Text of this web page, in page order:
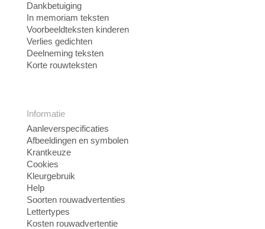
Dankbetuiging
In memoriam teksten
Voorbeeldteksten kinderen
Verlies gedichten
Deelneming teksten
Korte rouwteksten
Informatie
Aanleverspecificaties
Afbeeldingen en symbolen
Krantkeuze
Cookies
Kleurgebruik
Help
Soorten rouwadvertenties
Lettertypes
Kosten rouwadvertentie